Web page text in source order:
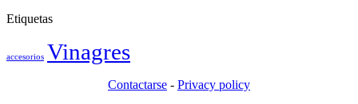
Etiquetas
accesorios Vinagres
Contactarse - Privacy policy